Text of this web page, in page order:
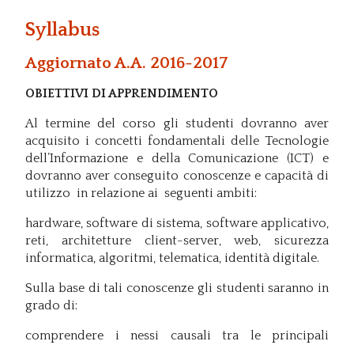
Syllabus
Aggiornato A.A. 2016-2017
OBIETTIVI DI APPRENDIMENTO
Al termine del corso gli studenti dovranno aver
acquisito i concetti fondamentali delle Tecnologie
dell’Informazione e della Comunicazione (ICT) e
dovranno aver conseguito conoscenze e capacità di
utilizzo in relazione ai seguenti ambiti:
hardware, software di sistema, software applicativo,
reti, architetture client-server, web, sicurezza
informatica, algoritmi, telematica, identità digitale.
Sulla base di tali conoscenze gli studenti saranno in
grado di:
comprendere i nessi causali tra le principali